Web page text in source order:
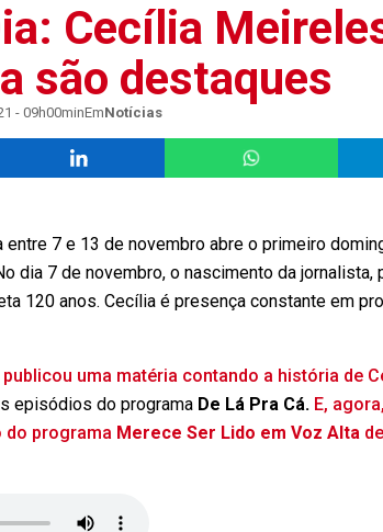
Cecília
são destaques
- 09h00minEmNotícias
entre 7 e 13 de novembro abre o primeiro
dia 7 de novembro, o nascimento da
120 anos. Cecília é presença constante em
publicou uma matéria contando a história de
episódios do programa De Lá Pra Cá. E,
do programa Merece Ser Lido em Voz Alta